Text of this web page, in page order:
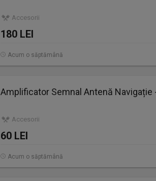
Accesorii
180 LEI
Acum o săptămână
Amplificator Semnal Antenă Navigație
Accesorii
60 LEI
Acum o săptămână